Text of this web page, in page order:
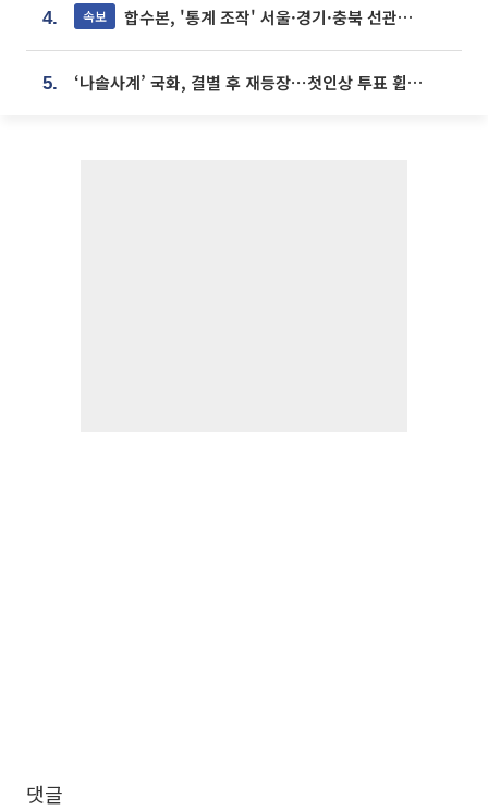
4. 속보 합수본, '통계 조작' 서울·경기·충북 선관위 등 추가 압수수색
5. ‘나솔사계’ 국화, 결별 후 재등장⋯첫인상 투표 휩쓸고 ‘인기녀’ 등극
댓글